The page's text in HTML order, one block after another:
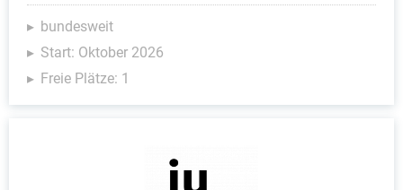
bundesweit
Start: Oktober 2026
Freie Plätze: 1